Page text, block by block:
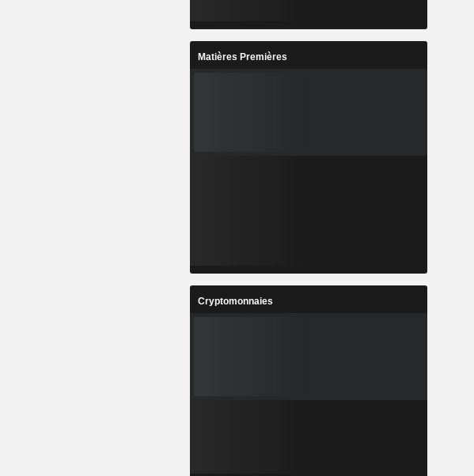
Matières Premières
Cryptomonnaies